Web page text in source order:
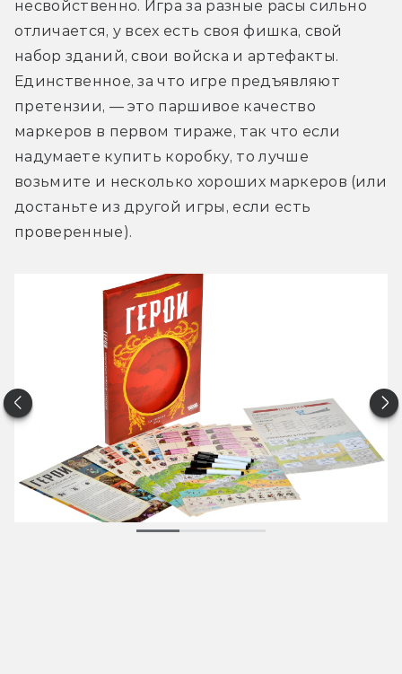
несвойственно. Игра за разные расы сильно
отличается, у всех есть своя фишка, свой
набор зданий, свои войска и артефакты.
Единственное, за что игре предъявляют
претензии, — это паршивое качество
маркеров в первом тираже, так что если
надумаете купить коробку, то лучше
возьмите и несколько хороших маркеров (или
достаньте из другой игры, если есть
проверенные).